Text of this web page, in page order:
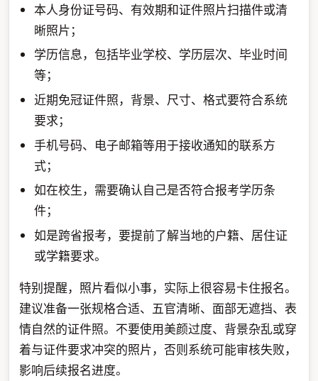
本人身份证号码、有效期和证件照片扫描件或清
晰照片；
学历信息，包括毕业学校、学历层次、毕业时间
等；
近期免冠证件照，背景、尺寸、格式要符合系统
要求；
手机号码、电子邮箱等用于接收通知的联系方
式；
如在校生，需要确认自己是否符合报考学历条
件；
如是跨省报考，要提前了解当地的户籍、居住证
或学籍要求。
特别提醒，照片看似小事，实际上很容易卡住报名。
建议准备一张规格合适、五官清晰、面部无遮挡、表
情自然的证件照。不要使用美颜过度、背景杂乱或穿
着与证件要求冲突的照片，否则系统可能审核失败，
影响后续报名进度。